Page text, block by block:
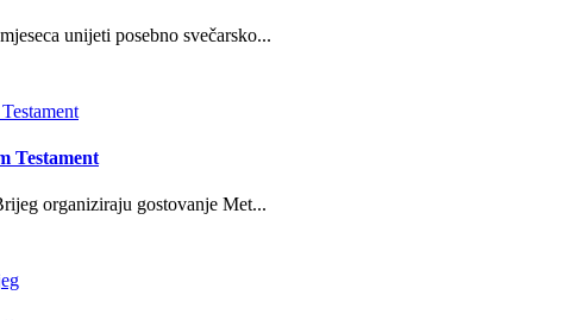
unijeti posebno svečarsko...
Testament
organiziraju gostovanje Met...